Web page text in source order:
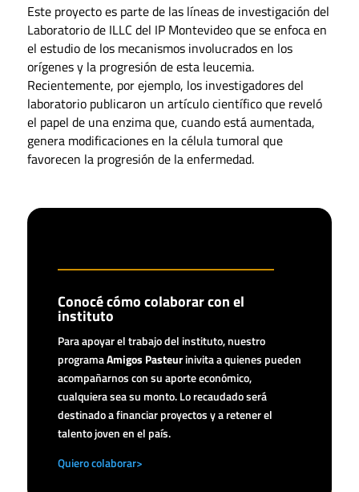
Este proyecto es parte de las líneas de investigación del
Laboratorio de ILLC del IP Montevideo que se enfoca en
el estudio de los mecanismos involucrados en los
orígenes y la progresión de esta leucemia.
Recientemente, por ejemplo, los investigadores del
laboratorio publicaron un artículo científico que reveló
el papel de una enzima que, cuando está aumentada,
genera modificaciones en la célula tumoral que
favorecen la progresión de la enfermedad.
Conocé cómo colaborar con el
instituto
Para apoyar el trabajo del instituto, nuestro
programaAmigos Pasteur inivita a quienes pueden
acompañarnos con su aporte económico,
cualquiera sea su monto. Lo recaudado será
destinado a financiar proyectos y a retener el
talento joven en el país.
Quiero colaborar>